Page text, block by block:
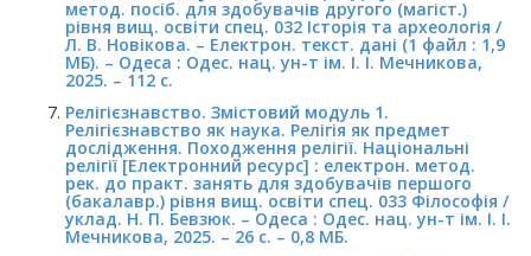
метод. посіб. для здобувачів другого (магіст.)
рівня вищ. освіти спец. 032 Історія та археологія /
Л. В. Новікова. – Електрон. текст. дані (1 файл : 1,9
МБ). – Одеса : Одес. нац. ун-т ім. І. І. Мечникова,
2025. – 112 с.
Релігієзнавство. Змістовий модуль 1.
Релігієзнавство як наука. Релігія як предмет
дослідження. Походження релігії. Національні
релігії [Електронний ресурс] : електрон. метод.
рек. до практ. занять для здобувачів першого
(бакалавр.) рівня вищ. освіти спец. 033 Філософія /
уклад. Н. П. Бевзюк. – Одеса : Одес. нац. ун-т ім. І. І.
Мечникова, 2025. – 26 с. – 0,8 МБ.